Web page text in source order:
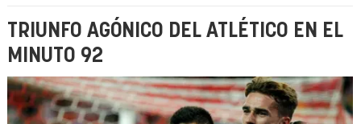
TRIUNFO AGÓNICO DEL ATLÉTICO EN EL
MINUTO 92